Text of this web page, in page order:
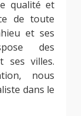
qualité et
de toute
et ses
des
ses villes.
nous
dans le